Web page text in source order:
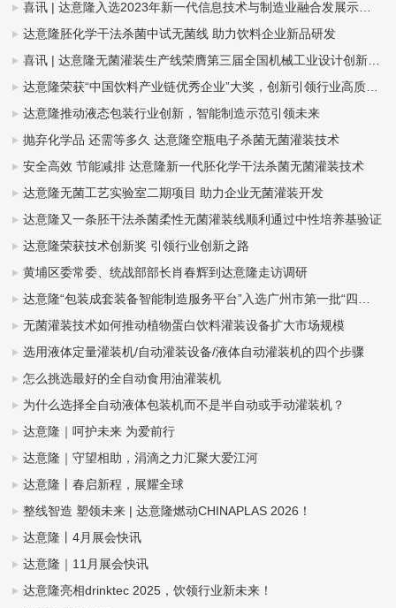
喜讯 | 达意隆入选2023年新一代信息技术与制造业融合发展示范名单，助力食品饮料行业新型工业化发展
达意隆胚化学干法杀菌中试无菌线 助力饮料企业新品研发
喜讯 | 达意隆无菌灌装生产线荣膺第三届全国机械工业设计创新大赛金奖，助力食品饮料行业新型工业化发展
达意隆荣获“中国饮料产业链优秀企业”大奖，创新引领行业高质量发展
达意隆推动液态包装行业创新，智能制造示范引领未来
抛弃化学品 还需等多久 达意隆空瓶电子杀菌无菌灌装技术
安全高效 节能减排 达意隆新一代胚化学干法杀菌无菌灌装技术
达意隆无菌工艺实验室二期项目 助力企业无菌灌装开发
达意隆又一条胚干法杀菌柔性无菌灌装线顺利通过中性培养基验证
达意隆荣获技术创新奖 引领行业创新之路
黄埔区委常委、统战部部长肖春辉到达意隆走访调研
达意隆“包装成套装备智能制造服务平台”入选广州市第一批“四化”赋能重点平台！
无菌灌装技术如何推动植物蛋白饮料灌装设备扩大市场规模
选用液体定量灌装机/自动灌装设备/液体自动灌装机的四个步骤
怎么挑选最好的全自动食用油灌装机
为什么选择全自动液体包装机而不是半自动或手动灌装机？
达意隆｜呵护未来 为爱前行
达意隆｜守望相助，涓滴之力汇聚大爱江河
达意隆丨春启新程，展耀全球
整线智造 塑领未来 | 达意隆燃动CHINAPLAS 2026！
达意隆丨4月展会快讯
达意隆｜11月展会快讯
达意隆亮相drinktec 2025，饮领行业新未来！